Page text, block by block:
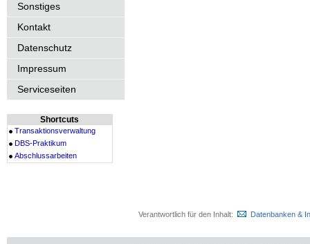
Sonstiges
Kontakt
Datenschutz
Impressum
Serviceseiten
Shortcuts
Transaktionsverwaltung
DBS-Praktikum
Abschlussarbeiten
Verantwortlich für den Inhalt: Datenbanken &